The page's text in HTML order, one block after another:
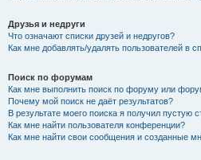
Друзья и недруги
Что означают списки друзей и недругов?
Как мне добавлять/удалять пользователей в
Поиск по форумам
Как мне выполнить поиск по форуму или
Почему мой поиск не даёт результатов?
В результате моего поиска я получил пустую
Как мне найти пользователя конференции?
Как мне найти свои сообщения и созданные